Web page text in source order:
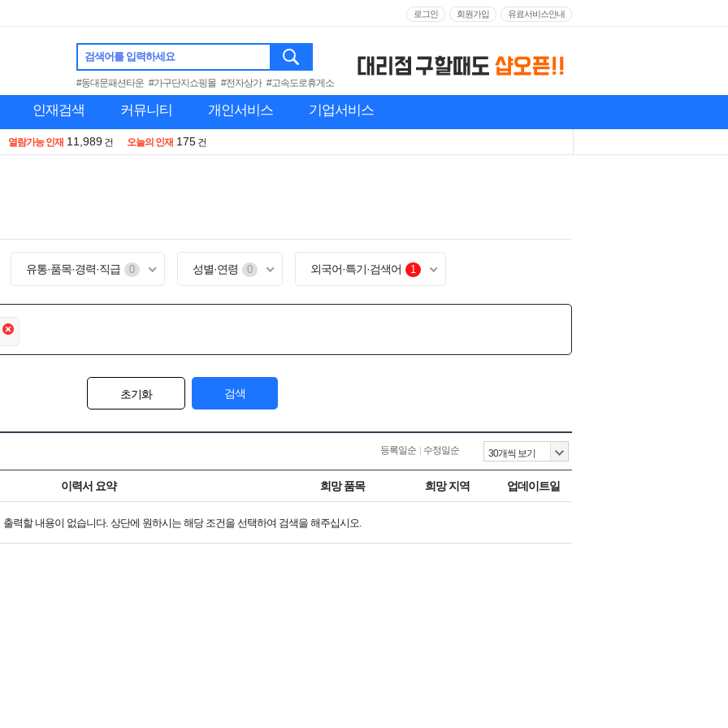
로그인 회원가입 유료서비스안내
검색어를 입력하세요
#동대문패션타운 #가구단지쇼핑몰 #전자상가 #고속도로휴게소
인재검색 커뮤니티 개인서비스 기업서비스
열람가능 인재 11,989 건 오늘의 인재 175 건
유통·품목·경력·직급 0 성별·연령 0 외국어·특기·검색어 1
초기화 검색
등록일순 수정일순
이력서 요약 희망 품목 희망 지역 업데이트일
출력할 내용이 없습니다. 상단에 원하시는 해당 조건을 선택하여 검색을 해주십시오.